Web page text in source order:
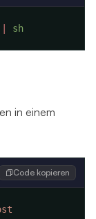
in einem
Code kopieren